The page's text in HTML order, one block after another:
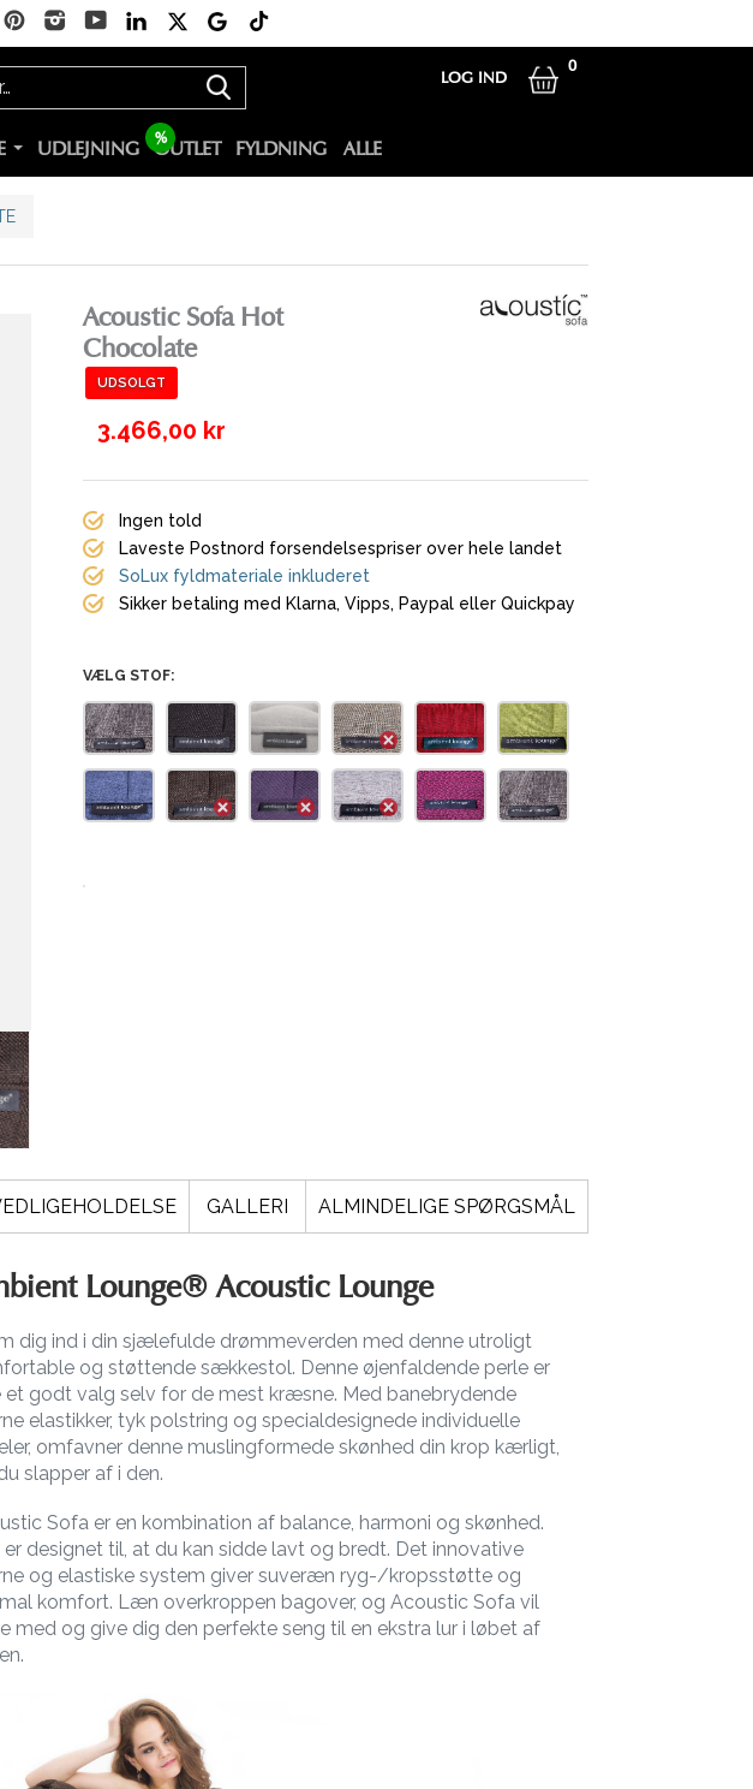
LOG IND
0
UDLEJNING
%
OUTLET FYLDNING ALLE
Acoustic Sofa Hot
Chocolate
UDSOLGT
3.466,00 kr
Ingen told
Laveste Postnord forsendelsespriser over hele landet
SoLux fyldmateriale inkluderet
Sikker betaling med Klarna, Vipps, Paypal eller Quickpay
VÆLG STOF:
GALLERI ALMINDELIGE SPØRGSMÅL
Lounge® Acoustic Lounge
dig ind i din sjælefulde drømmeverden med denne utroligt
og støttende sækkestol. Denne øjenfaldende perle er
et godt valg selv for de mest kræsne. Med banebrydende
elastikker, tyk polstring og specialdesignede individuelle
omfavner denne muslingformede skønhed din krop kærligt,
slapper af i den.
Sofa er en kombination af balance, harmoni og skønhed.
er designet til, at du kan sidde lavt og bredt. Det innovative
og elastiske system giver suveræn ryg-/kropsstøtte og
komfort. Læn overkroppen bagover, og Acoustic Sofa vil
med og give dig den perfekte seng til en ekstra lur i løbet af